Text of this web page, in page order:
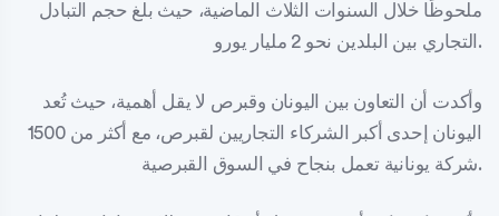
ملحوظًا خلال السنوات الثلاث الماضية، حيث بلغ حجم التبادل
التجاري بين البلدين نحو 2 مليار يورو.
وأكدت أن التعاون بين اليونان وقبرص لا يقل أهمية، حيث تُعد
اليونان إحدى أكبر الشركاء التجاريين لقبرص، مع أكثر من 1500
شركة يونانية تعمل بنجاح في السوق القبرصية.